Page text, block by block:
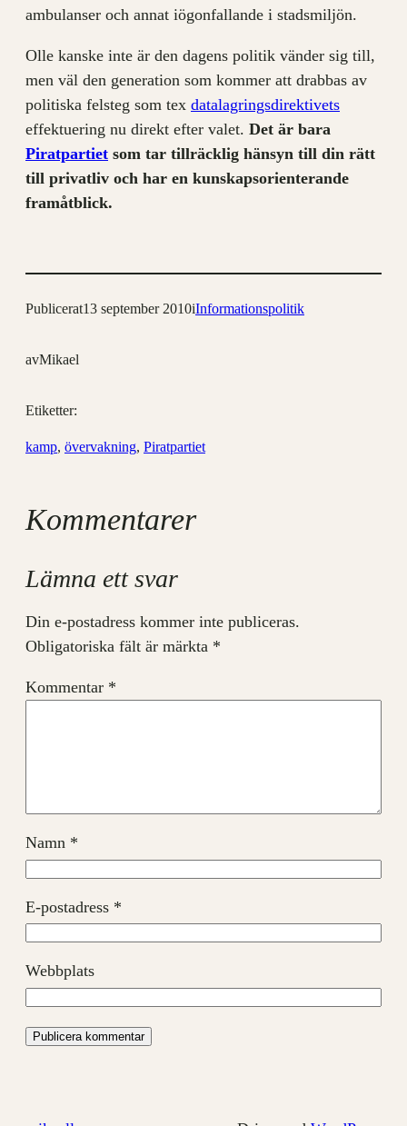
ambulanser och annat iögonfallande i stadsmiljön.
Olle kanske inte är den dagens politik vänder sig till,
men väl den generation som kommer att drabbas av
politiska felsteg som tex datalagringsdirektivets
effektuering nu direkt efter valet. Det är bara
Piratpartiet som tar tillräcklig hänsyn till din rätt
till privatliv och har en kunskapsorienterande
framåtblick.
Publicerat13 september 2010iInformationspolitik
avMikael
Etiketter:
kamp, övervakning, Piratpartiet
Kommentarer
Lämna ett svar
Din e-postadress kommer inte publiceras.
Obligatoriska fält är märkta *
Kommentar *
Namn *
E-postadress *
Webbplats